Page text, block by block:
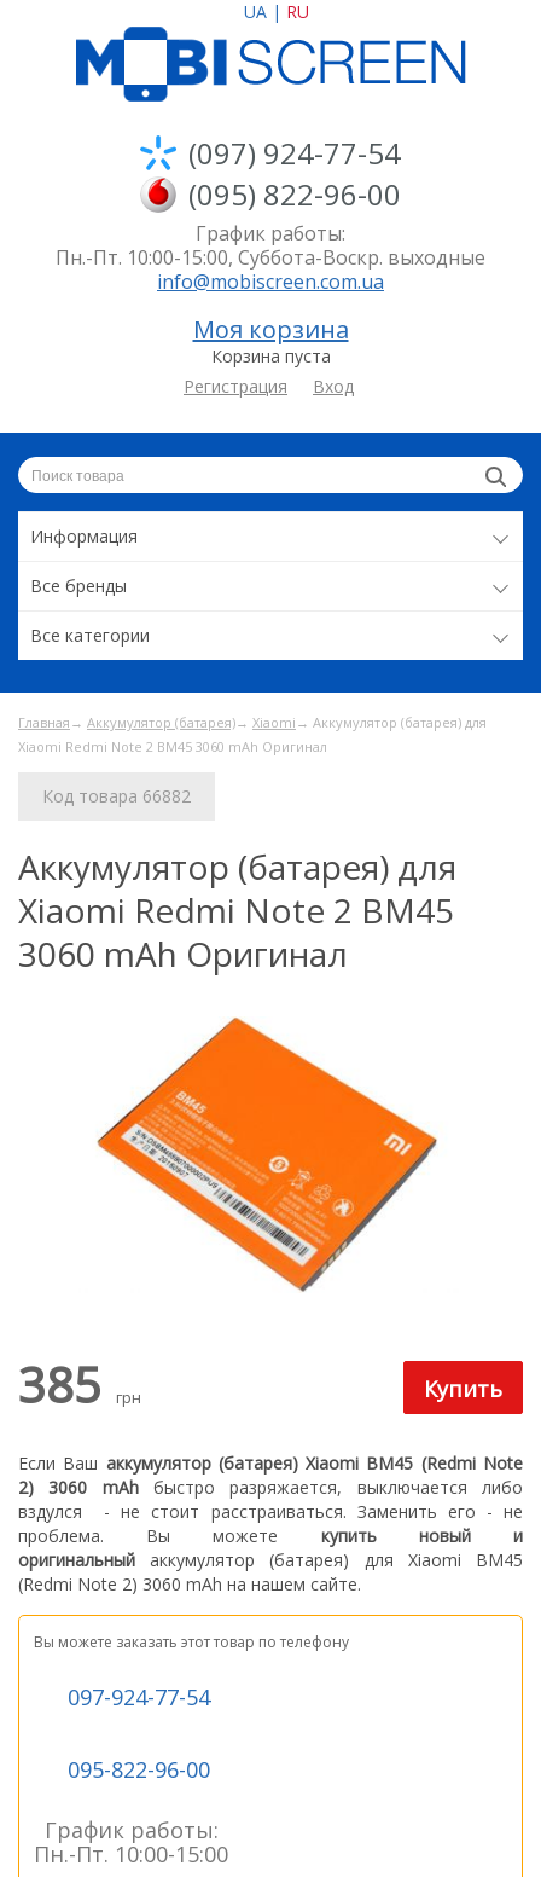
UA | RU
(097) 924-77-54
(095) 822-96-00
График работы:
Пн.-Пт. 10:00-15:00, Суббота-Воскр. выходные
info@mobiscreen.com.ua
Моя корзина
Корзина пуста
Регистрация
Вход
Информация
Все бренды
Все категории
Главная → Аккумулятор (батарея)→ Xiaomi → Аккумулятор (батарея) для
Xiaomi Redmi Note 2 BM45 3060 mAh Оригинал
Код товара 66882
Аккумулятор (батарея) для
Xiaomi Redmi Note 2 BM45
3060 mAh Оригинал
385 грн
Если Ваш аккумулятор (батарея) Xiaomi BM45 (Redmi Note
2) 3060 mAhбыстро разряжается, выключается либо
вздулся
- не стоит расстраиваться. Заменить его - не
проблема. Вы можете купить новый
и
оригинальный аккумулятор (батарея) для Xiaomi BM45
(Redmi Note 2) 3060 mAh на нашем сайте.
Вы можете заказать этот товар по телефону
097-924-77-54
095-822-96-00
График работы:
Пн.-Пт. 10:00-15:00